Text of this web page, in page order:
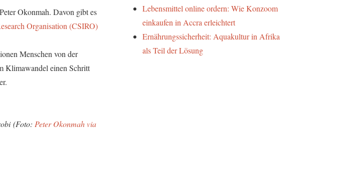
Okonmah. Davon gibt es
Organisation (CSIRO)
Menschen von der
Klimawandel einen Schritt
(Foto: Peter Okonmah via
Lebensmittel online ordern: Wie Konzoom
einkaufen in Accra erleichtert
Ernährungssicherheit: Aquakultur in Afrika
als Teil der Lösung